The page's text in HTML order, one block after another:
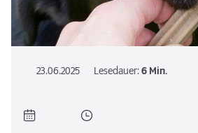
23.06.2025 Lesedauer:6 Min.